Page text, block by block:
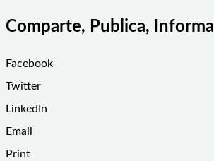
Comparte, Publica, Informa
Facebook
Twitter
LinkedIn
Email
Print